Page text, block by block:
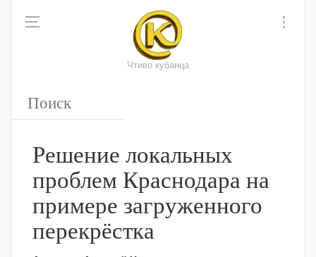
Чтиво кубанца
Решение локальных
проблем Краснодара на
примере загруженного
перекрёстка